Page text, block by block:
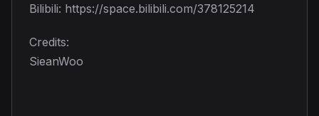
Bilibili: https://space.bilibili.com/378125214
Credits:
SieanWoo